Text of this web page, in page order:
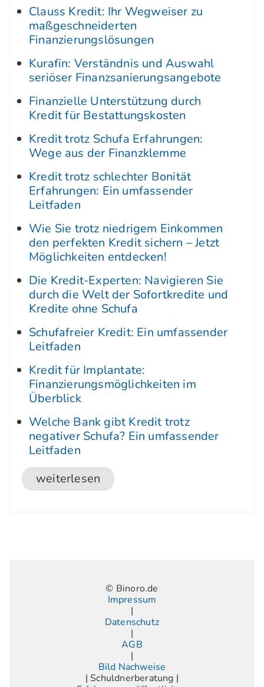
Clauss Kredit: Ihr Wegweiser zu
maßgeschneiderten
Finanzierungslösungen
Kurafin: Verständnis und Auswahl
seriöser Finanzsanierungsangebote
Finanzielle Unterstützung durch
Kredit für Bestattungskosten
Kredit trotz Schufa Erfahrungen:
Wege aus der Finanzklemme
Kredit trotz schlechter Bonität
Erfahrungen: Ein umfassender
Leitfaden
Wie Sie trotz niedrigem Einkommen
den perfekten Kredit sichern – Jetzt
Möglichkeiten entdecken!
Die Kredit-Experten: Navigieren Sie
durch die Welt der Sofortkredite und
Kredite ohne Schufa
Schufafreier Kredit: Ein umfassender
Leitfaden
Kredit für Implantate:
Finanzierungsmöglichkeiten im
Überblick
Welche Bank gibt Kredit trotz
negativer Schufa? Ein umfassender
Leitfaden
weiterlesen
© Binoro.de
Impressum
|
Datenschutz
|
AGB
|
Bild Nachweise
| Schuldnerberatung |